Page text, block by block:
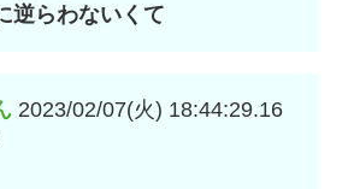
逆らわないくて
2023/02/07(火) 18:44:29.16